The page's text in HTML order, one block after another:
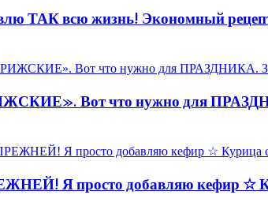
ТАК всю жизнь! Экономный
Вот что нужно для
Я просто добавляю кефир ☆